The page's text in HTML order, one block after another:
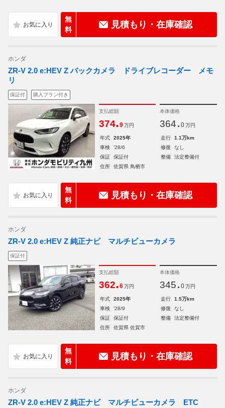
無
料
見積もり・在庫確認
ホンダ
ZR-V 2.0 e:HEV Z バックカメラ ドライブレコーダー メモ
リ
保証付 購入プラン付き
支払総額
374.9 万円
本体価格
364. 0 万円
年式 2025年 走行
1.1万km
車検
'28/6 修復
なし
保証
保証付 整備
法定整備付
住所
佐賀県 鳥栖市
無
料
見積もり・在庫確認
ホンダ
ZR-V 2.0 e:HEV Z 純正ナビ マルチビューカメラ
保証付
支払総額
362.6 万円
本体価格
345. 0 万円
年式 2025年 走行
1.5万km
車検
'28/9 修復
なし
保証
保証付 整備
法定整備付
住所
佐賀県 佐賀市
無
料
見積もり・在庫確認
ホンダ
ZR-V 2.0 e:HEV Z 純正ナビ マルチビューカメラ ETC